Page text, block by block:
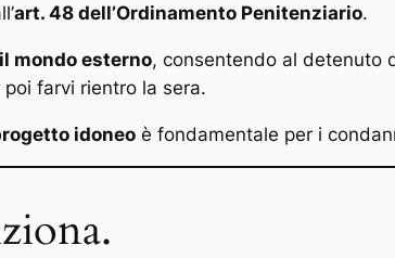
art. 48 dell’Ordinamento Penitenziario.
mondo esterno, consentendo al detenuto
farvi rientro la sera.
idoneo è fondamentale per i